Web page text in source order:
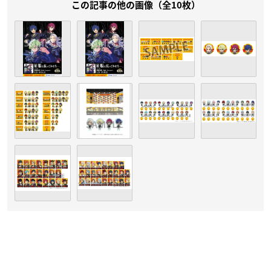
この記事の他の画像（全10枚）